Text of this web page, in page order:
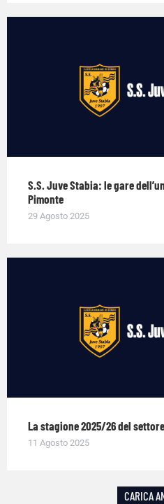
S.S. Juve Stabia: le gare
Pimonte
29 Agosto 2025
La stagione 2025/26 del
11 Agosto 2025
CARICA